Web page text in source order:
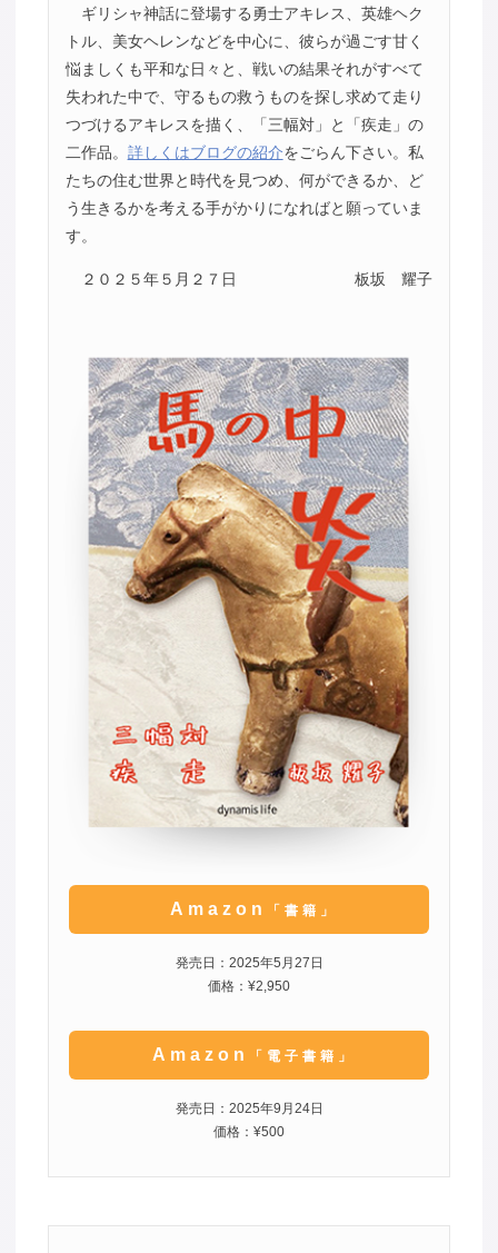
ギリシャ神話に登場する勇士アキレス、英雄ヘク
トル、美女ヘレンなどを中心に、彼らが過ごす甘く
悩ましくも平和な日々と、戦いの結果それがすべて
失われた中で、守るもの救うものを探し求めて走り
つづけるアキレスを描く、「三幅対」と「疾走」の
二作品。 詳しくはブログの紹介をごらん下さい。私
たちの住む世界と時代を見つめ、何ができるか、ど
う生きるかを考える手がかりになればと願っていま
す。
２０２５年５月２７日 板坂 耀子
Amazon 「書籍」
発売日：2025年5月27日
価格：¥2,950
Amazon 「電子書籍」
発売日：2025年9月24日
価格：¥500